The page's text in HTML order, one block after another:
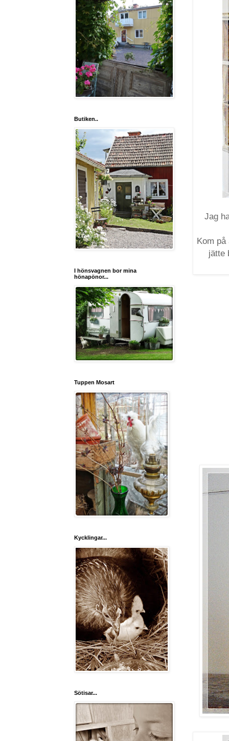
Jag
Kom
jätte
Butiken..
I hönsvagnen bor mina
hönapönor...
Tuppen Mosart
Kycklingar...
Sötisar...